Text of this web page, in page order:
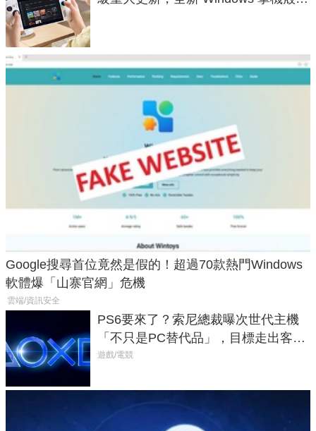
Google搜尋首位竟然是假的！超過70款熱門Windows
軟體爆「山寨官網」危機
雲端/資訊安全
PS6要來了？索尼總裁曝次世代主機
「不只是PC替代品」，目標走出客
廳、進軍電競桌面
遊戲/電競